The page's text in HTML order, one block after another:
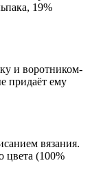
19%
и воротником-
придаёт ему
вязания.
цвета (100%